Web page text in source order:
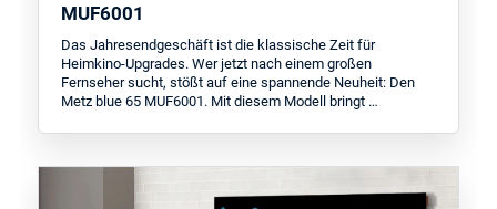
MUF6001
Das Jahresendgeschäft ist die klassische Zeit für
Heimkino-Upgrades. Wer jetzt nach einem großen
Fernseher sucht, stößt auf eine spannende Neuheit: Den
Metz blue 65 MUF6001. Mit diesem Modell bringt …